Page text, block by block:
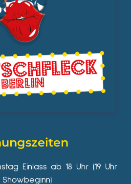
Einlass ab 18 Uhr (19 Uhr
Showbeginn)